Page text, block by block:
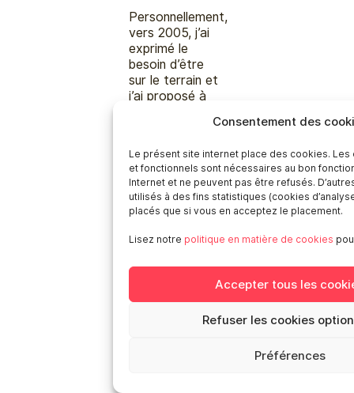
Consentement des
Le présent site internet place des cookies.
et fonctionnels sont nécessaires au bon
Internet et ne peuvent pas être refusés.
utilisés à des fins statistiques (cookies
placés que si vous en acceptez le placement.
Lisez notre politique en matière de cookies
Accepter tous les
Refuser les cookies
Préférences
Personnellement,
vers 2005, j’ai
exprimé le
besoin d’être
sur le terrain et
j’ai proposé à
de faire de l’aide
l’accompagnement
de groupes de
musique car je
sentais que
bonne
des aspects
administratifs et
j’avais tous les
relais vers les